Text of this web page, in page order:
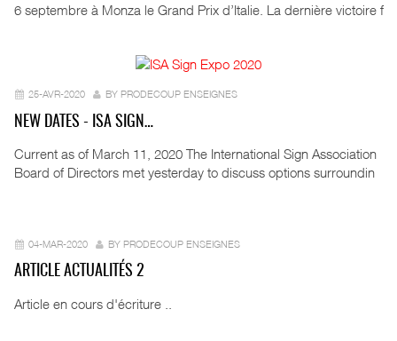
6 septembre à Monza le Grand Prix d’Italie. La dernière victoire f
25-AVR-2020 BY PRODECOUP ENSEIGNES
NEW DATES - ISA SIGN…
Current as of March 11, 2020 The International Sign Association
Board of Directors met yesterday to discuss options surroundin
04-MAR-2020 BY PRODECOUP ENSEIGNES
ARTICLE ACTUALITÉS 2
Article en cours d'écriture ..